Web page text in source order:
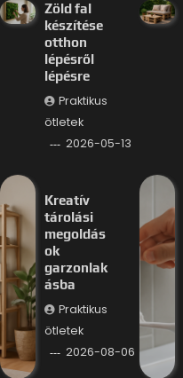
Zöld fal
készítése
otthon
lépésről
lépésre
Praktikus
ötletek
2026-05-13
Kreatív
tárolási
megoldás
ok
garzonlak
ásba
Praktikus
ötletek
2026-08-06